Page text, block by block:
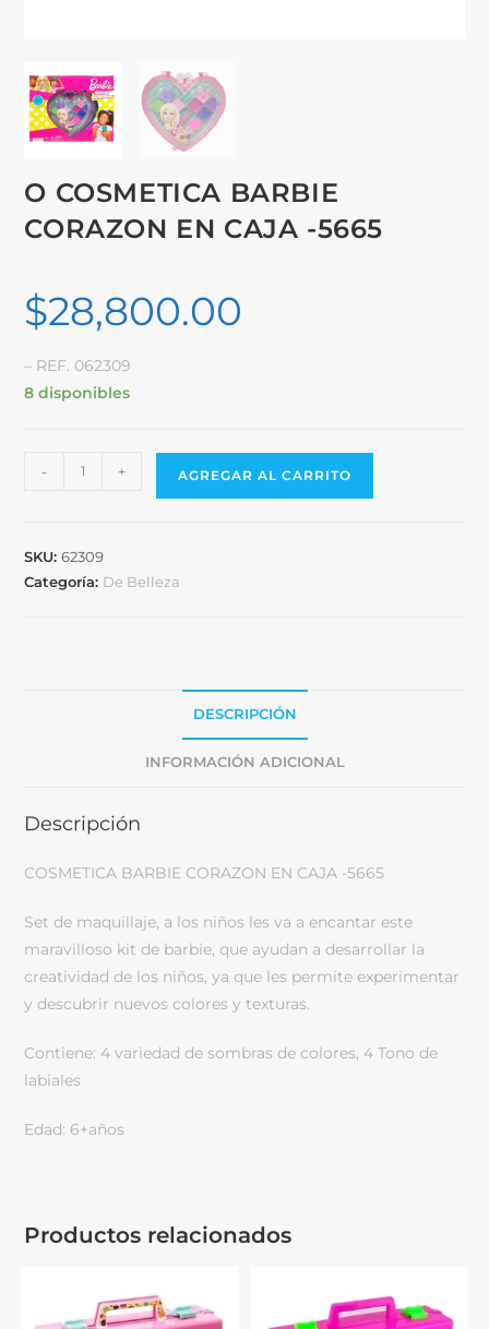
O COSMETICA BARBIE
CORAZON EN CAJA -5665
$28,800.00
– REF. 062309
8 disponibles
- + AGREGAR AL CARRITO
SKU:62309
Categoría: De Belleza
DESCRIPCIÓN
INFORMACIÓN ADICIONAL
Descripción
COSMETICA BARBIE CORAZON EN CAJA -5665
Set de maquillaje, a los niños les va a encantar este
maravilloso kit de barbie, que ayudan a desarrollar la
creatividad de los niños, ya que les permite experimentar
y descubrir nuevos colores y texturas.
Contiene: 4 variedad de sombras de colores, 4 Tono de
labiales
Edad: 6+años
Productos relacionados